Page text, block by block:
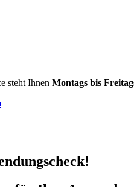
steht Ihnen Montags bis